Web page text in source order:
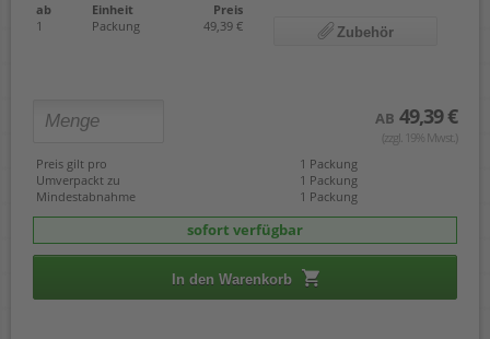
ab Einheit
Preis
1
Packung 49,39 € Zubehör
AB 49,39 €
(zzgl. 19% Mwst.)
Preis gilt pro
1 Packung
Umverpackt zu
1 Packung
Mindestabnahme
1 Packung
sofort verfügbar
In den Warenkorb